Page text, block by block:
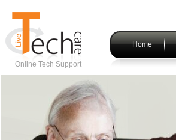
Online Tech Support
Home